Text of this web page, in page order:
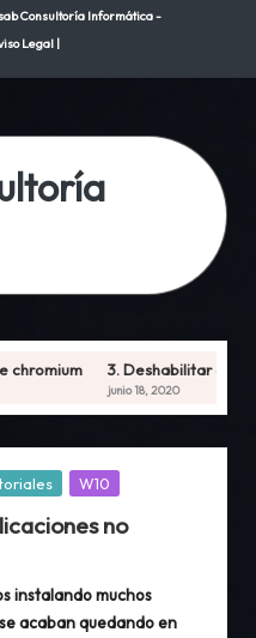
Consultoría Informática -
Legal |
3. Deshabilitar
junio 18, 2020
W10
no
instalando muchos
acaban quedando en